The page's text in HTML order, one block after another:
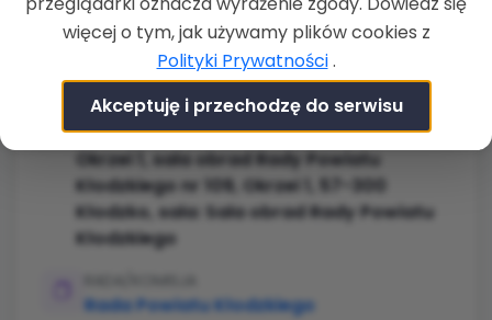
ZAKOŃCZENIE
30-10-2024 g. 12:20
LOKALIZACJA
Starostwo Powiatowe w Kłodzku, ul.
Okrzei 1, sala obrad Rady Powiatu
Kłodzkiego nr 109, Okrzei 1, 57-300
Kłodzko, sala: Sala obrad Rady Powiatu
Kłodzkiego
Rada Powiatu Kłodzkiego
więcej o tym, jak używamy plików cookies z
Polityki Prywatności.
Akceptuję i przechodzę do serwisu